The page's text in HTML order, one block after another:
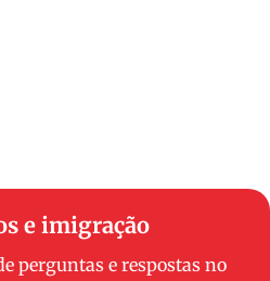
e imigração
perguntas e respostas no